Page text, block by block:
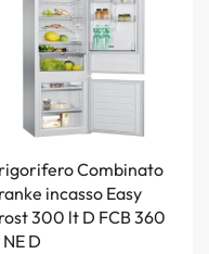
Combinato
incasso Easy
300 lt D FCB 360
D